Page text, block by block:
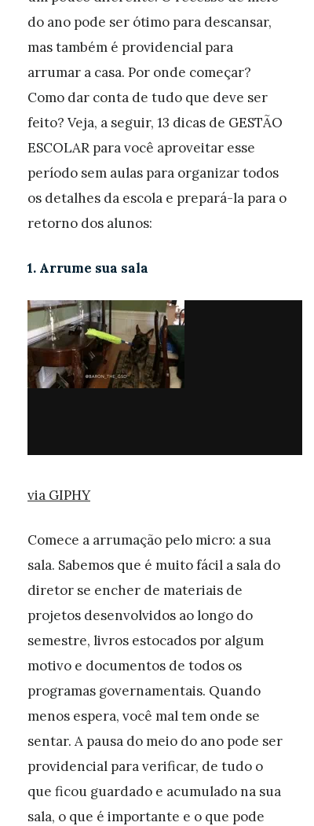
do ano pode ser ótimo para descansar,
mas também é providencial para
arrumar a casa. Por onde começar?
Como dar conta de tudo que deve ser
feito? Veja, a seguir, 13 dicas de GESTÃO
ESCOLAR para você aproveitar esse
período sem aulas para organizar todos
os detalhes da escola e prepará-la para o
retorno dos alunos:
1. Arrume sua sala
via GIPHY
Comece a arrumação pelo micro: a sua
sala. Sabemos que é muito fácil a sala do
diretor se encher de materiais de
projetos desenvolvidos ao longo do
semestre, livros estocados por algum
motivo e documentos de todos os
programas governamentais. Quando
menos espera, você mal tem onde se
sentar. A pausa do meio do ano pode ser
providencial para verificar, de tudo o
que ficou guardado e acumulado na sua
sala, o que é importante e o que pode